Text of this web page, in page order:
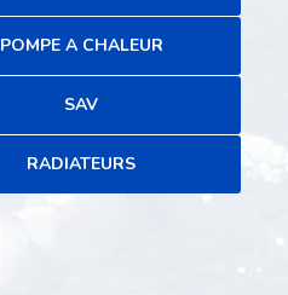
POMPE A CHALEUR
SAV
RADIATEURS